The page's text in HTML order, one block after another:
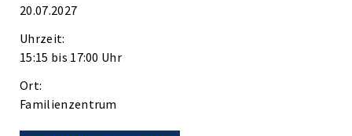
20.07.2027
Uhrzeit:
15:15 bis 17:00 Uhr
Ort:
Familienzentrum